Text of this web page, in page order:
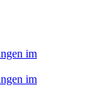
im
im